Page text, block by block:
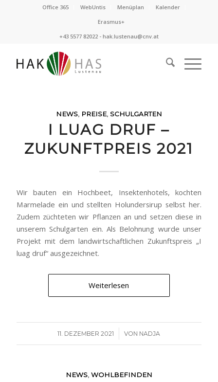
Office 365 WebUntis Menüplan
Kalender
Erasmus+
+43 5577 82022 - hak.lustenau@cnv.at
NEWS, PREISE, SCHULGARTEN
I LUAG DRUF –
ZUKUNFTPREIS 2021
Wir bauten ein Hochbeet, Insektenhotels, kochten
Marmelade ein und stellten Holundersirup selbst her.
Zudem züchteten wir Pflanzen an und setzen diese in
unserem Schulgarten ein. Als Belohnung wurde unser
Projekt mit dem landwirtschaftlichen Zukunftspreis „I
luag druf“ ausgezeichnet.
Weiterlesen
11. DEZEMBER 2021
/ VON NADJA
NEWS, WOHLBEFINDEN